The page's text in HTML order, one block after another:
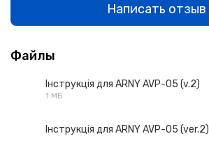
Написать отзыв
Файлы
Інструкція для ARNY AVP-05 (v.2)
1 МБ
Інструкція для ARNY AVP-05 (ver.2)